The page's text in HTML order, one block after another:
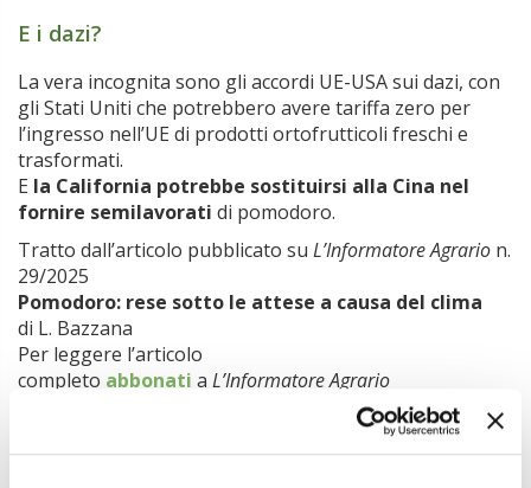
E i dazi?
La vera incognita sono gli accordi UE-USA sui dazi, con
gli Stati Uniti che potrebbero avere tariffa zero per
l’ingresso nell’UE di prodotti ortofrutticoli freschi e
trasformati.
E la California potrebbe sostituirsi alla Cina nel
fornire semilavorati di pomodoro.
Tratto dall’articolo pubblicato su L’Informatore Agrario n.
29/2025
Pomodoro: rese sotto le attese a causa del clima
di L. Bazzana
Per leggere l’articolo
completo abbonati a L’Informatore Agrario